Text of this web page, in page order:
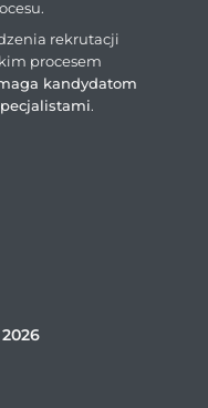
rekrutacji
procesem
kandydatom
.